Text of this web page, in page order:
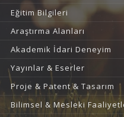
Eğitim Bilgileri
Araştırma Alanları
Akademik İdari Deneyim
Yayınlar & Eserler
Proje & Patent & Tasarım
Bilimsel & Mesleki